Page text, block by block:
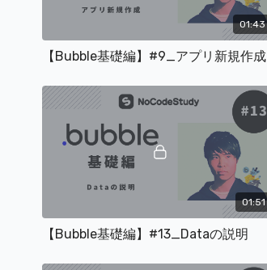
01:43
【Bubble基礎編】#9_アプリ新規作成
01:51
【Bubble基礎編】#13_Dataの説明